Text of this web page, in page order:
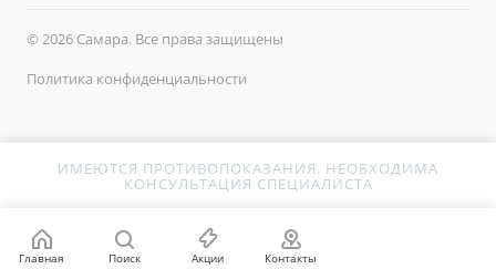
© 2026 Самара. Все права защищены
Политика конфиденциальности
ИМЕЮТСЯ ПРОТИВОПОКАЗАНИЯ. НЕОБХОДИМА
КОНСУЛЬТАЦИЯ СПЕЦИАЛИСТА
Главная Поиск Акции Контакты
SEF_FOLDER